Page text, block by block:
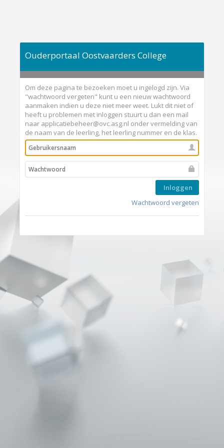
Ouderportaal Oostvaarders College
Om deze pagina te bezoeken moet u ingelogd zijn. Via
"wachtwoord vergeten" kunt u een nieuw wachtwoord
aanmaken indien u deze niet meer weet. Lukt dit niet of
heeft u problemen met inloggen stuurt u dan een mail
naar applicatiebeheer@ovc.asg.nl onder vermelding van
de naam van de leerling, het leerling nummer en de klas.
Inloggen
Wachtwoord vergeten